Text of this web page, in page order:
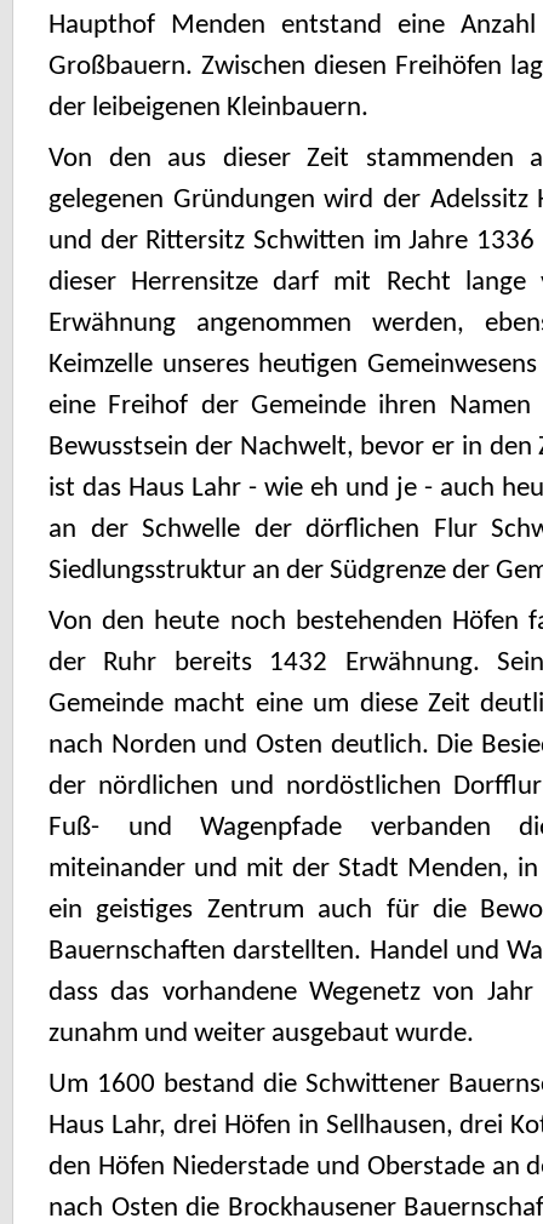
Haupthof Menden entstand eine
Großbauern. Zwischen diesen Freihöfen
der leibeigenen Kleinbauern.
Von den aus dieser Zeit stammenden
gelegenen Gründungen wird der Adelssitz
und der Rittersitz Schwitten im Jahre 1336
dieser Herrensitze darf mit Recht lange
Erwähnung angenommen werden,
Keimzelle unseres heutigen
eine Freihof der Gemeinde ihren
Bewusstsein der Nachwelt, bevor er in
ist das Haus Lahr - wie eh und je - auch
an der Schwelle der dörflichen Flur
Siedlungsstruktur an der Südgrenze der
Von den heute noch bestehenden Höfen
der Ruhr bereits 1432 Erwähnung.
Gemeinde macht eine um diese Zeit
nach Norden und Osten deutlich. Die
der nördlichen und nordöstlichen
Fuß- und Wagenpfade verbanden
miteinander und mit der Stadt Menden,
ein geistiges Zentrum auch für die
Bauernschaften darstellten. Handel und
dass das vorhandene Wegenetz von
zunahm und weiter ausgebaut wurde.
Um 1600 bestand die Schwittener
Haus Lahr, drei Höfen in Sellhausen, drei
den Höfen Niederstade und Oberstade an
nach Osten die Brockhausener